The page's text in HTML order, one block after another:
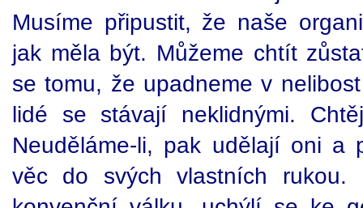
Musíme připustit, že naše
jak měla být. Můžeme chtít
se tomu, že upadneme v
lidé se stávají neklidnými.
Neuděláme-li, pak udělají oni a
věc do svých vlastních rukou.